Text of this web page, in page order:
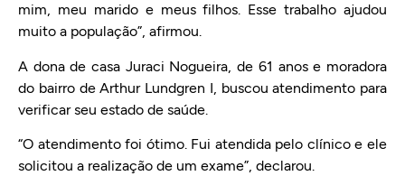
mim, meu marido e meus filhos. Esse trabalho ajudou
muito a população”, afirmou.
A dona de casa Juraci Nogueira, de 61 anos e moradora
do bairro de Arthur Lundgren I, buscou atendimento para
verificar seu estado de saúde.
“O atendimento foi ótimo. Fui atendida pelo clínico e ele
solicitou a realização de um exame”, declarou.